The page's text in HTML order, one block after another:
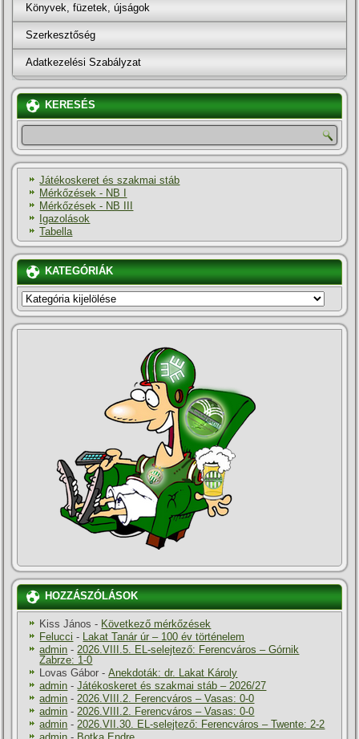
Könyvek, füzetek, újságok
Szerkesztőség
Adatkezelési Szabályzat
KERESÉS
Játékoskeret és szakmai stáb
Mérkőzések - NB I
Mérkőzések - NB III
Igazolások
Tabella
KATEGÓRIÁK
KATEGÓRIÁK
HOZZÁSZÓLÁSOK
Kiss János - Következő mérkőzések
Felucci - Lakat Tanár úr – 100 év történelem
admin -2026.VIII.5. EL-selejtező: Ferencváros – Górnik
Zabrze: 1-0
Lovas Gábor -Anekdoták: dr. Lakat Károly
admin -Játékoskeret és szakmai stáb – 2026/27
admin -2026.VIII.2. Ferencváros – Vasas: 0-0
admin -2026.VIII.2. Ferencváros – Vasas: 0-0
admin -2026.VII.30. EL-selejtező: Ferencváros – Twente: 2-2